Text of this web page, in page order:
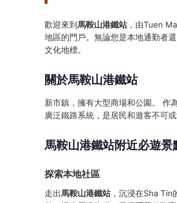
歡迎來到 馬鞍山港鐵站，由Tuen
地區的門戶。無論您是本地通勤者
文化地標。
關於馬鞍山港鐵站
新市鎮，擁有大型商場和公園。 作
廣泛鐵路系統，是居民和遊客不可或
馬鞍山港鐵站附近必遊景
探索本地社區
走出馬鞍山港鐵站，沉浸在Sha Tin